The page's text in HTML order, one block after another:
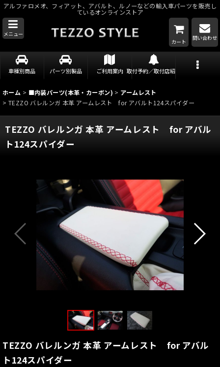
アルファロメオ、フィアット、アバルト、ルノーなどの輸入車パーツを販売し
ているオンラインストア
メニュー
カート
問い合わせ
車種別商品 パーツ別製品 ご利用案内 取付予約／取付店紹介
ホーム > ■内装パーツ(本革・カーボン) > アームレスト
> TEZZO バレルンガ 本革 アームレスト for アバルト124スパイダー
TEZZO バレルンガ 本革 アームレスト for アバル
ト124スパイダー
TEZZO バレルンガ 本革 アームレスト for アバル
ト124スパイダー